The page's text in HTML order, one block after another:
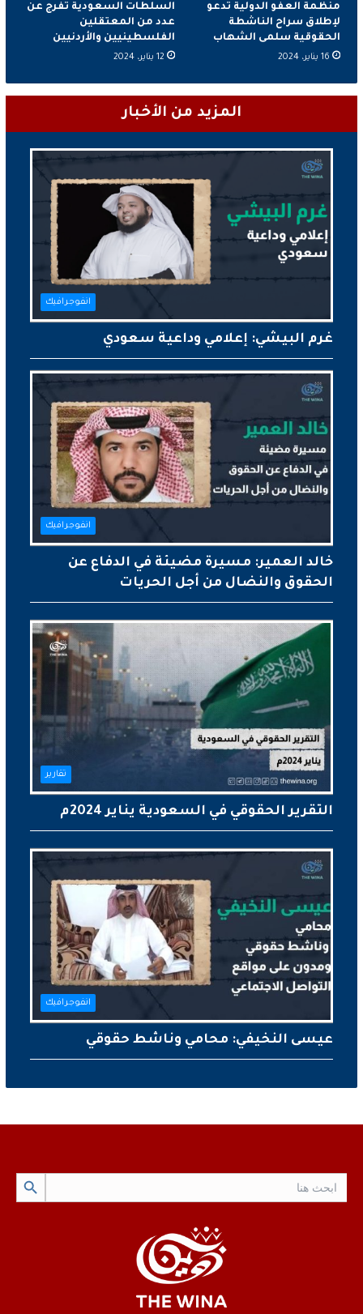
منظمة العفو الدولية تدعو
لإطلاق سراح الناشطة
الحقوقية سلمى الشهاب
16 يناير، 2024
السلطات السعودية تفرج عن
عدد من المعتقلين
الفلسطينيين والأردنيين
12 يناير، 2024
المزيد من الأخبار
انفوجرافيك
غرم البيشي: إعلامي وداعية سعودي
انفوجرافيك
خالد العمير: مسيرة مضيئة في الدفاع عن
الحقوق والنضال من أجل الحريات
تقارير
التقرير الحقوقي في السعودية يناير 2024م
انفوجرافيك
عيسى النخيفي: محامي وناشط حقوقي
Search Button